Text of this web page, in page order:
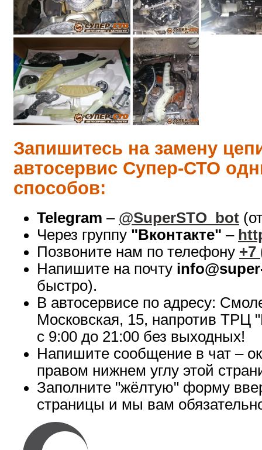
Запишитесь на замену
автосервис Супер-СТО
способов:
Telegram – @SuperSTO_bot
Через группу "Вконтакте" –
Позвоните нам по телефону +7
Напишите на почту
быстро).
В автосервисе по адресу:
Московская, 15, напротив ТРЦ
с 9:00 до 21:00 без выходных!
Напишите сообщение в чат –
правом нижнем углу этой
Заполните "жёлтую" форму
страницы и мы вам